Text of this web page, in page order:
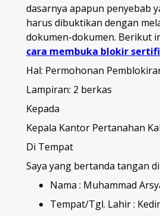
dasarnya apapun penyebab
harus dibuktikan dengan
dokumen-dokumen. Berikut
cara membuka blokir
Hal: Permohonan
Lampiran: 2 berkas
Kepada
Kepala Kantor Pertanahan
Di Tempat
Saya yang bertanda tangan
Nama : Muhammad
Tempat/Tgl. Lahir :